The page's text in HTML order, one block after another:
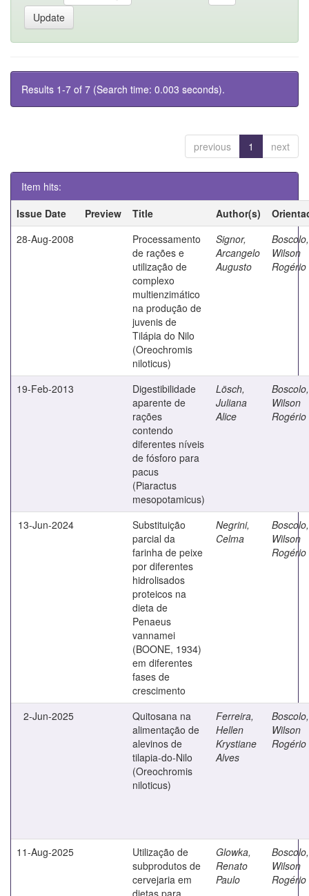
Results 1-7 of 7 (Search time: 0.003 seconds).
previous 1 next
Item hits:
Issue Date
Preview Title Author(s)
28-Aug-2008
Processamento
de rações e
utilização de
complexo
multienzimático
na produção de
juvenis de
Tilápia do Nilo
(Oreochromis
niloticus)
Signor,
Arcangelo
Augusto
Boscolo,
Wilson
Rogério
19-Feb-2013
Digestibilidade
aparente de
rações
contendo
diferentes níveis
de fósforo para
pacus
(Piaractus
mesopotamicus)
Lösch,
Juliana
Alice
Boscolo,
Wilson
Rogério
13-Jun-2024
Substituição
parcial da
farinha de peixe
por diferentes
hidrolisados
proteicos na
dieta de
Penaeus
vannamei
(BOONE, 1934)
em diferentes
fases de
crescimento
Negrini,
Celma
Boscolo,
Wilson
Rogério
2-Jun-2025
Quitosana na
alimentação de
alevinos de
tilapia-do-Nilo
(Oreochromis
niloticus)
Ferreira,
Hellen
Krystiane
Alves
Boscolo,
Wilson
Rogério
11-Aug-2025
Utilização de
subprodutos de
cervejaria em
dietas para
Glowka,
Renato
Paulo
Boscolo,
Wilson
Rogério